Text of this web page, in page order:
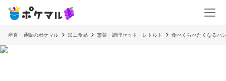
産直・通販のポケマル 加工食品 惣菜・調理セット・レトルト 食べくらべたくなるハ